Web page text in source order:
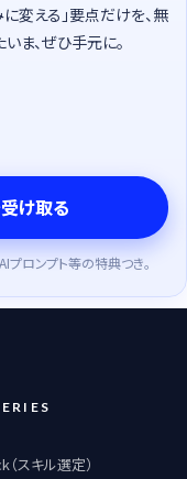
変える」要点だけを、無
ま、ぜひ手元に。
け取る
プロンプト等の特典つき。
（スキル選定）